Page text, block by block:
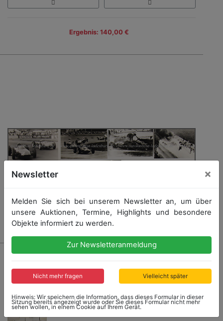
Ergebnis: 140,00 €
6402 - LORENZO BANDINI
1965, Grand Prix USA 1964 (Ferrari 512), Bandini mit
Folghieri (Nürburgring), Frau Margherita Bandini,
Bandini Grand Prix Österreich 1964, Unfall Monaco
1967, Silverstone 1963 Bandini auf BRM,
Newsletter ×
Melden Sie sich bei unserem Newsletter an, um über
unsere Auktionen, Termine, Highlights und besondere
Objekte informiert zu werden.
Zur Newsletteranmeldung
Nicht mehr fragen Vielleicht später
Hinweis: Wir speichern die Information, dass dieses Formular in dieser
Sitzung bereits angezeigt wurde oder Sie dieses Formular nicht mehr
sehen wollen, in einem Cookie auf Ihrem Gerät.